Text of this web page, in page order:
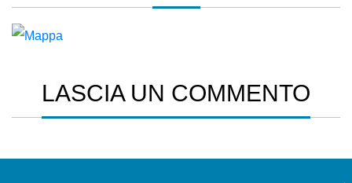
LASCIA UN COMMENTO